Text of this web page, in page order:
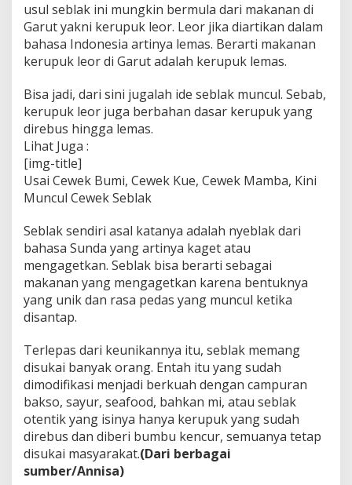
usul seblak ini mungkin bermula dari makanan di
Garut yakni kerupuk leor. Leor jika diartikan dalam
bahasa Indonesia artinya lemas. Berarti makanan
kerupuk leor di Garut adalah kerupuk lemas.
Bisa jadi, dari sini jugalah ide seblak muncul. Sebab,
kerupuk leor juga berbahan dasar kerupuk yang
direbus hingga lemas.
Lihat Juga :
[img-title]
Usai Cewek Bumi, Cewek Kue, Cewek Mamba, Kini
Muncul Cewek Seblak
Seblak sendiri asal katanya adalah nyeblak dari
bahasa Sunda yang artinya kaget atau
mengagetkan. Seblak bisa berarti sebagai
makanan yang mengagetkan karena bentuknya
yang unik dan rasa pedas yang muncul ketika
disantap.
Terlepas dari keunikannya itu, seblak memang
disukai banyak orang. Entah itu yang sudah
dimodifikasi menjadi berkuah dengan campuran
bakso, sayur, seafood, bahkan mi, atau seblak
otentik yang isinya hanya kerupuk yang sudah
direbus dan diberi bumbu kencur, semuanya tetap
disukai masyarakat.(Dari berbagai
sumber/Annisa)